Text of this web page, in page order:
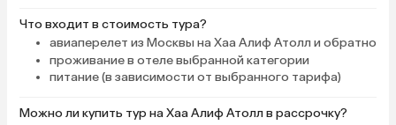
Что входит в стоимость тура?
авиаперелет из Москвы на Хаа Алиф Атолл и обратно
проживание в отеле выбранной категории
питание (в зависимости от выбранного тарифа)
Можно ли купить тур на Хаа Алиф Атолл в рассрочку?